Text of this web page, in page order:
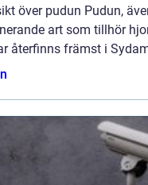
över pudun Pudun,
art som tillhör
återfinns främst i